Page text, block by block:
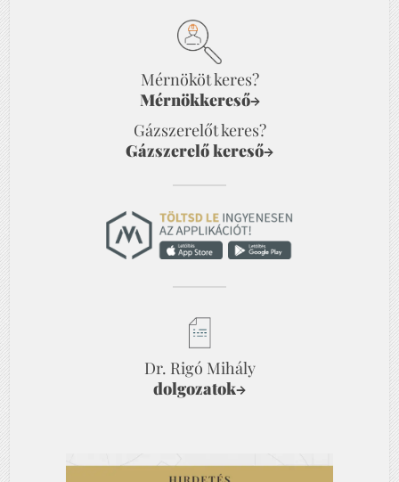
Mérnököt keres?
Mérnökkereső→
Gázszerelőt keres?
Gázszerelő kereső→
Dr. Rigó Mihály
dolgozatok→